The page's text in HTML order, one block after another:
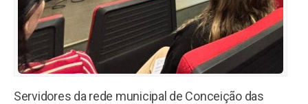
Servidores da rede municipal de Conceição das